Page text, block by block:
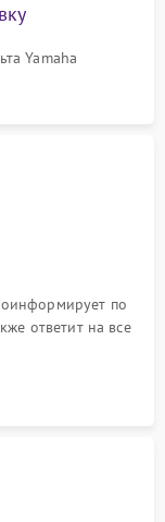
Yamaha
по
ответит на все